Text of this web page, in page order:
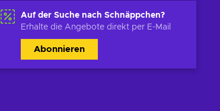
Auf der Suche nach Schnäppchen?
Erhalte die Angebote direkt per E-Mail
Abonnieren